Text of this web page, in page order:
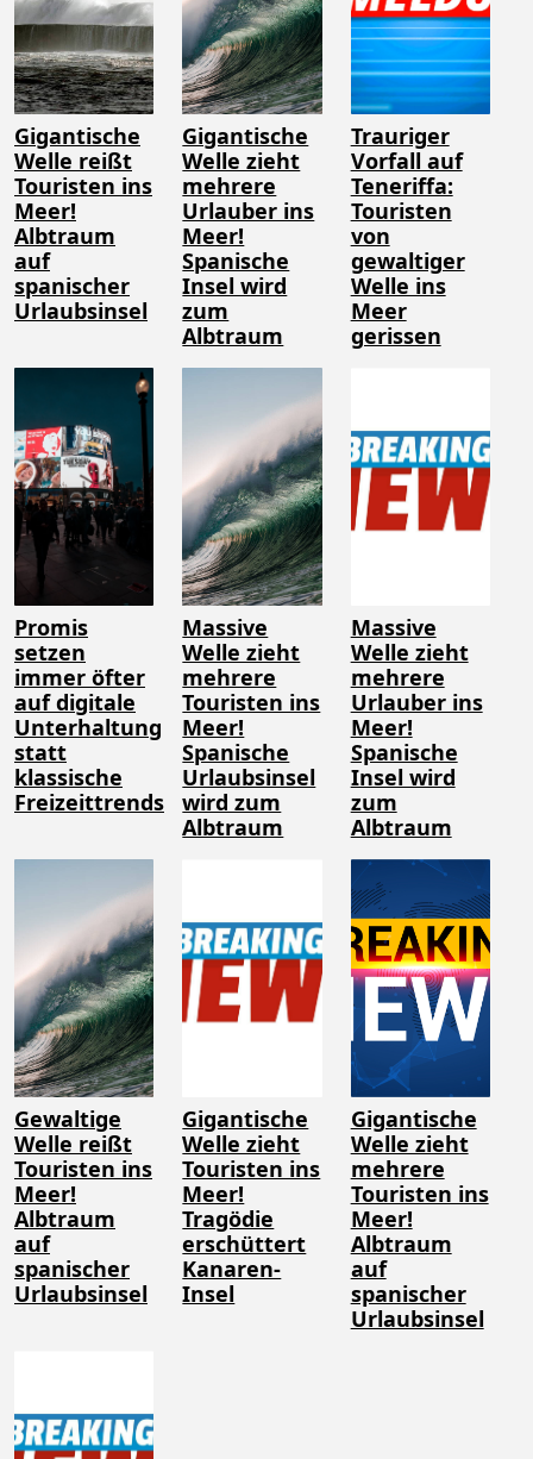
Gigantische
Welle reißt
Touristen ins
Meer!
Albtraum
auf
spanischer
Urlaubsinsel
Gigantische
Welle zieht
mehrere
Urlauber ins
Meer!
Spanische
Insel wird
zum
Albtraum
Trauriger
Vorfall auf
Teneriffa:
Touristen
von
gewaltiger
Welle ins
Meer
gerissen
Promis
setzen
immer öfter
auf digitale
Unterhaltung
statt
klassische
Freizeittrends
Massive
Welle zieht
mehrere
Touristen ins
Meer!
Spanische
Urlaubsinsel
wird zum
Albtraum
Massive
Welle zieht
mehrere
Urlauber ins
Meer!
Spanische
Insel wird
zum
Albtraum
Gewaltige
Welle reißt
Touristen ins
Meer!
Albtraum
auf
spanischer
Urlaubsinsel
Gigantische
Welle zieht
Touristen ins
Meer!
Tragödie
erschüttert
Kanaren-
Insel
Gigantische
Welle zieht
mehrere
Touristen ins
Meer!
Albtraum
auf
spanischer
Urlaubsinsel